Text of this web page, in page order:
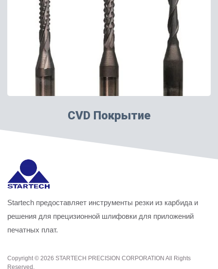
CVD Покрытие
Startech предоставляет инструменты резки из карбида и
решения для прецизионной шлифовки для приложений
печатных плат.
Copyright © 2026 STARTECH PRECISION CORPORATION All Rights
Reserved.